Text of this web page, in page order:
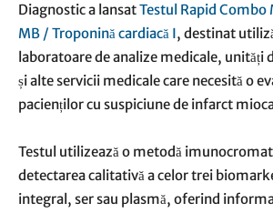
Diagnostic a lansatTestul Rapid
MB / Troponină cardiacă I, destinat
laboratoare de analize medicale, unități
și alte servicii medicale care necesită o
pacienților cu suspiciune de infarct
Testul utilizează o metodă
detectarea calitativă a celor trei
integral, ser sau plasmă, oferind